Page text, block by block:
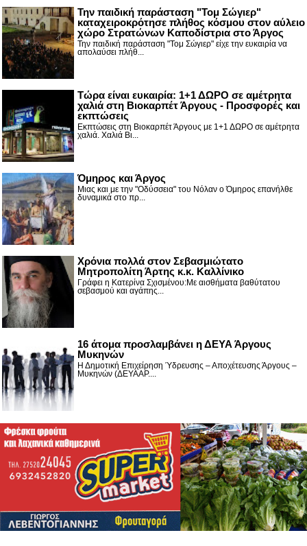
Την παιδική παράσταση "Τομ Σώγιερ"
καταχειροκρότησε πλήθος κόσμου στον αύλειο
χώρο Στρατώνων Καποδίστρια στο Άργος
Την παιδική παράσταση "Τομ Σώγιερ" είχε την ευκαιρία να
απολαύσει πλήθ...
Τώρα είναι ευκαιρία: 1+1 ΔΩΡΟ σε αμέτρητα
χαλιά στη Βιοκαρπέτ Άργους - Προσφορές και
εκπτώσεις
Εκπτώσεις στη Βιοκαρπέτ Άργους με 1+1 ΔΩΡΟ σε αμέτρητα
χαλιά. Χαλιά Βι...
Όμηρος και Άργος
Μιας και με την "Οδύσσεια" του Νόλαν ο Όμηρος επανήλθε
δυναμικά στο πρ...
Χρόνια πολλά στον Σεβασμιώτατο
Μητροπολίτη Άρτης κ.κ. Καλλίνικο
Γράφει η Κατερίνα Σχισμένου:Με αισθήματα βαθύτατου
σεβασμού και αγάπης...
16 άτομα προσλαμβάνει η ΔΕΥΑ Άργους
Μυκηνών
Η Δημοτική Επιχείρηση Ύδρευσης – Αποχέτευσης Άργους –
Μυκηνών (ΔΕΥΑΑΡ....